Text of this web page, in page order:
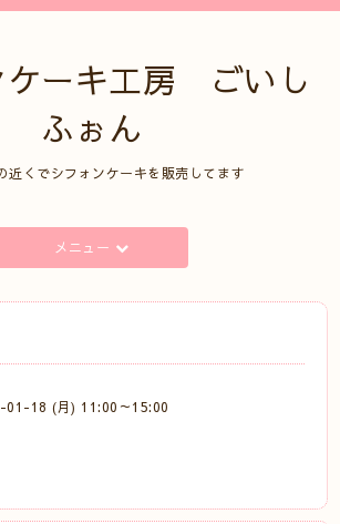
ケーキ工房 ごいし
ふぉん
近くでシフォンケーキを販売してます
メニュー
01-18 (月) 11:00～15:00